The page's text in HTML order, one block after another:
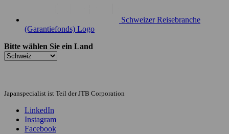
Schweizer Reisebranche
(Garantiefonds) Logo
Bitte wählen Sie ein Land
Japanspecialist ist Teil der JTB Corporation
LinkedIn
Instagram
Facebook